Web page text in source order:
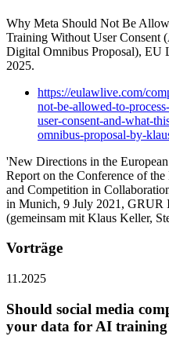
Why Meta Should Not Be
Training Without User Consent
Digital Omnibus Proposal), EU
2025.
https://eulawlive.com/
not-be-allowed-to-
user-consent-and-what-
omnibus-proposal-by-
'New Directions in the
Report on the Conference of
and Competition in
in Munich, 9 July 2021, GRUR
(gemeinsam mit Klaus Keller,
Vorträge
11.2025
Should social media
your data for AI training